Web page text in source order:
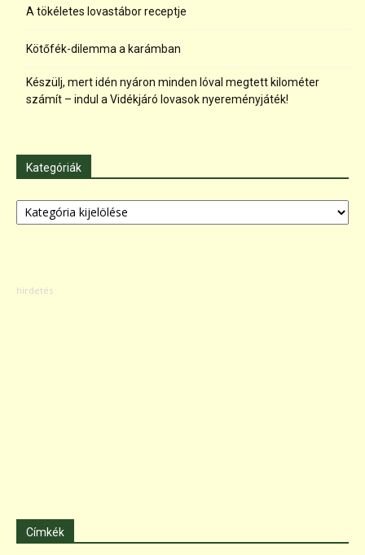
A tökéletes lovastábor receptje
Kötőfék-dilemma a karámban
Készülj, mert idén nyáron minden lóval megtett kilométer
számít – indul a Vidékjáró lovasok nyereményjáték!
Kategóriák
Kategóriák
Címkék